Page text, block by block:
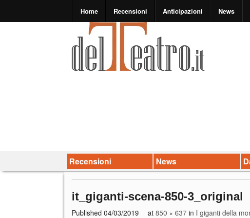
Home Recensioni Anticipazioni News
Recensioni News
it_giganti-scena-850-3_original
Published 04/03/2019 at 850 × 637 in I giganti della